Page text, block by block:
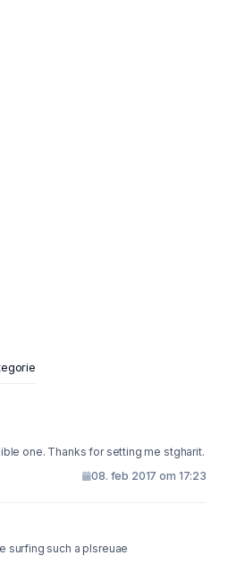
one. Thanks for setting me stgharit.
08. feb 2017 om 17:23
surfing such a plsreuae